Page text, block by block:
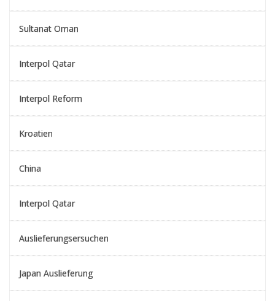
Sultanat Oman
Interpol Qatar
Interpol Reform
Kroatien
China
Interpol Qatar
Auslieferungsersuchen
Japan Auslieferung